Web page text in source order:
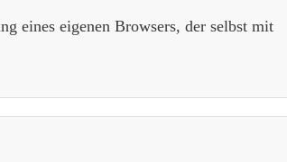
eines eigenen Browsers, der selbst mit